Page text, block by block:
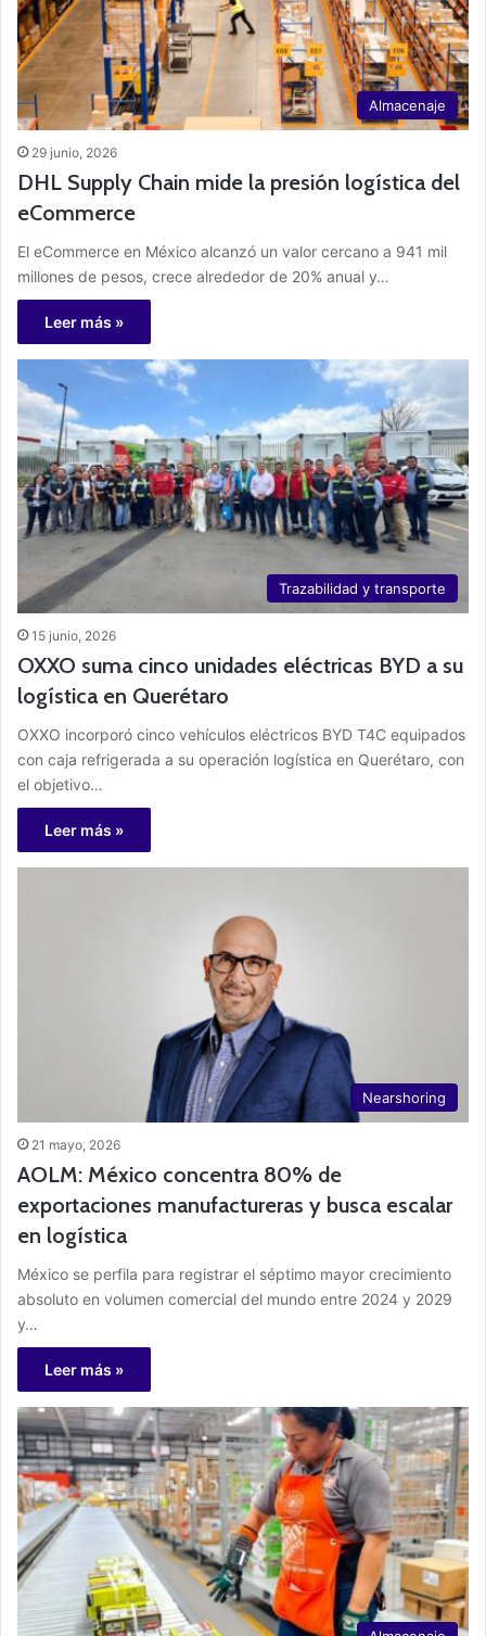
Almacenaje
29 junio, 2026
DHL Supply Chain mide la presión logística del
eCommerce
El eCommerce en México alcanzó un valor cercano a 941 mil
millones de pesos, crece alrededor de 20% anual y…
Leer más »
Trazabilidad y transporte
15 junio, 2026
OXXO suma cinco unidades eléctricas BYD a su
logística en Querétaro
OXXO incorporó cinco vehículos eléctricos BYD T4C equipados
con caja refrigerada a su operación logística en Querétaro, con
el objetivo…
Leer más »
Nearshoring
21 mayo, 2026
AOLM: México concentra 80% de
exportaciones manufactureras y busca escalar
en logística
México se perfila para registrar el séptimo mayor crecimiento
absoluto en volumen comercial del mundo entre 2024 y 2029
y…
Leer más »